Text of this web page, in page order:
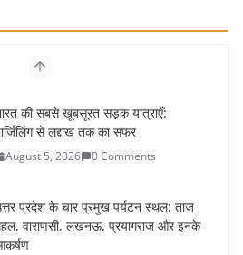
की सबसे खूबसूरत सड़क यात्राएँ:
से लद्दाख तक का सफर
August 5, 2026 0 Comments
प्रदेश के चार प्रमुख पर्यटन स्थल: ताज
वाराणसी, लखनऊ, प्रयागराज और इनके